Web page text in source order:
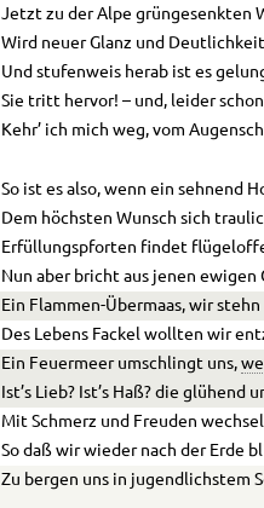
Jetzt zu der Alpe grüngesenkten
Wird neuer Glanz und
Und stufenweis herab ist es
Sie tritt hervor! – und, leider
Kehr’ ich mich weg, vom
So ist es also, wenn ein sehnend
Dem höchsten Wunsch sich
Erfüllungspforten findet
Nun aber bricht aus jenen ewigen
Ein Flammen-Übermaas, wir
Des Lebens Fackel wollten wir
Ein Feuermeer umschlingt uns,
Ist’s Lieb? Ist’s Haß? die glühend
Mit Schmerz und Freuden
So daß wir wieder nach der Erde
Zu bergen uns in jugendlichstem